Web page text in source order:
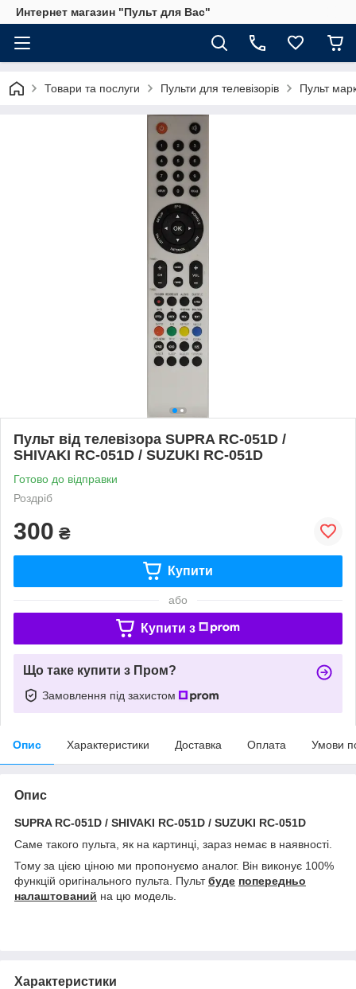
Интернет магазин "Пульт для Вас"
Товари та послуги Пульти для телевізорів Пульт
Пульт від телевізора SUPRA RC-051D /
SHIVAKI RC-051D / SUZUKI RC-051D
Готово до відправки
Роздріб
300 ₴
Купити
або
Купити з
Що таке купити з Пром?
Замовлення під захистом
Опис Характеристики Доставка Оплата Умови
Опис
SUPRA RC-051D / SHIVAKI RC-051D / SUZUKI RC-051D
Саме такого пульта, як на картинці, зараз немає в наявності.
Тому за цією ціною ми пропонуємо аналог. Він виконує 100%
функцій оригінального пульта. Пультбуде попередньо
налаштований на цю модель.
Характеристики